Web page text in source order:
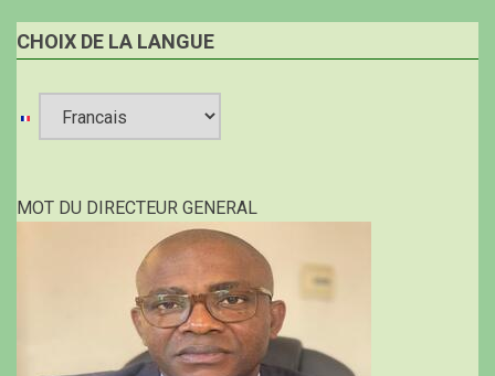
CHOIX DE LA LANGUE
language
MOT DU DIRECTEUR GENERAL